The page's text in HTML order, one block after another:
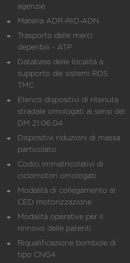
agenzie
Materia ADR-RID-ADN
Trasporto delle merci
deperibili - ATP
Database delle località a
supporto dei sistemi RDS
TMC
Elenco dispositivi di ritenuta
stradale omologati ai sensi del
DM 21.06.04
Dispositivi riduzioni di massa
particolato
Codici immatricolativi di
ciclomotori omologati
Modalità di collegamento al
CED motorizzazione
Modalità operative per il
rinnovo delle patenti
Riqualificazione bombole di
tipo CNG4